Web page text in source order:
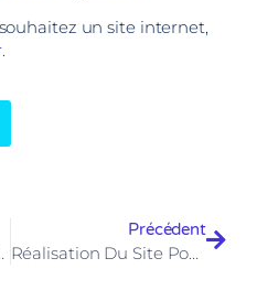
un site internet,
.
Dès Maintenant
Précédent
Réalisation Du Site Powerex